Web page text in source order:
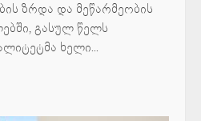
ზრდა და მეწარმეობის
გასულ წელს
ხელი...